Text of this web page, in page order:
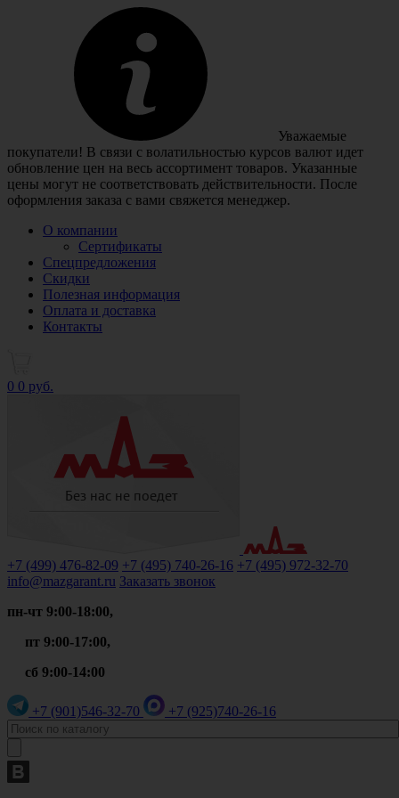
Уважаемые
покупатели! В связи с волатильностью курсов валют идет
обновление цен на весь ассортимент товаров. Указанные
цены могут не соответствовать действительности. После
оформления заказа с вами свяжется менеджер.
О компании
Сертификаты
Спецпредложения
Скидки
Полезная информация
Оплата и доставка
Контакты
0 0 руб.
+7 (499) 476-82-09 +7 (495) 740-26-16 +7 (495) 972-32-70
info@mazgarant.ru Заказать звонок
пн-чт 9:00-18:00,
пт 9:00-17:00,
сб 9:00-14:00
+7 (901)546-32-70 +7 (925)740-26-16